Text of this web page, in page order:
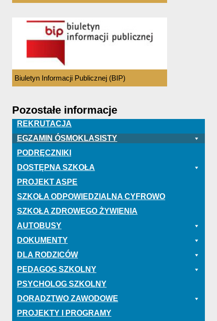
Biuletyn Informacji Publicznej (BIP)
Pozostałe informacje
REKRUTACJA
EGZAMIN ÓSMOKLASISTY
PODRĘCZNIKI
DOSTĘPNA SZKOŁA
PROJEKT ASPE
SZKOŁA ODPOWIEDZIALNA CYFROWO
SZKOŁA ZDROWEGO ŻYWIENIA
AUTOBUSY
DOKUMENTY
DLA RODZICÓW
PEDAGOG SZKOLNY
PSYCHOLOG SZKOLNY
DORADZTWO ZAWODOWE
PROJEKTY I PROGRAMY